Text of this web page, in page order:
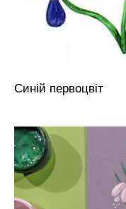
Синій первоцвіт